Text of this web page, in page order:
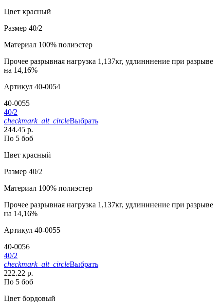
Цвет красный
Размер 40/2
Материал 100% полиэстер
Прочее разрывная нагрузка 1,137кг, удлинннение при разрыве
на 14,16%
Артикул 40-0054
40-0055
40/2
checkmark_alt_circleВыбрать
244.45 р.
По 5 боб
Цвет красный
Размер 40/2
Материал 100% полиэстер
Прочее разрывная нагрузка 1,137кг, удлинннение при разрыве
на 14,16%
Артикул 40-0055
40-0056
40/2
checkmark_alt_circleВыбрать
222.22 р.
По 5 боб
Цвет бордовый